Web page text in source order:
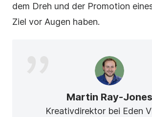
dem Dreh und der Promotion
Ziel vor Augen haben.
Martin Ray-Jones
Kreativdirektor bei Eden